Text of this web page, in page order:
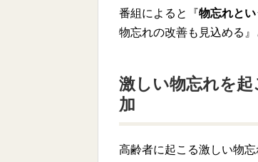
番組によると『物忘れと
物忘れの改善も見込める
激しい物忘れを
加
高齢者に起こる激しい物